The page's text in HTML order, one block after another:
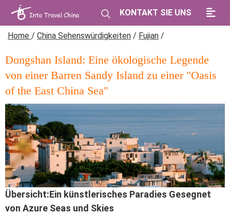
KONTAKT SIE UNS
Home / China Sehenswürdigkeiten / Fujian /
Dongshan Island: Eine ökologische Legende
von einer Barren Sandy Island zu einer "Oasis
of the East China Sea"
Übersicht:Ein künstlerisches Paradies Gesegnet
von Azure Seas und Skies